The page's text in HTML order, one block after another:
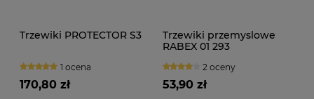
Trzewiki PROTECTOR S3
1 ocena
170,80 zł
Trzewiki przemyslowe
RABEX 01 293
2 oceny
53,90 zł